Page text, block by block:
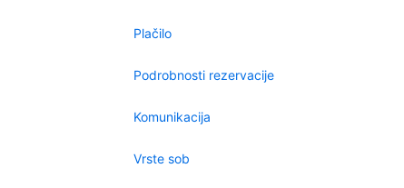
Plačilo
Podrobnosti rezervacije
Komunikacija
Vrste sob